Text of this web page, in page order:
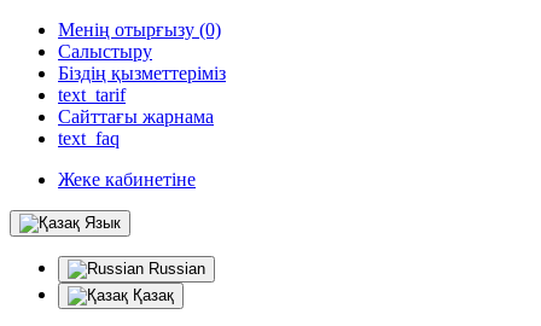
Менің отырғызу (0)
Салыстыру
Біздің қызметтеріміз
text_tarif
Сайттағы жарнама
text_faq
Жеке кабинетіне
Язык
Russian
Қазақ